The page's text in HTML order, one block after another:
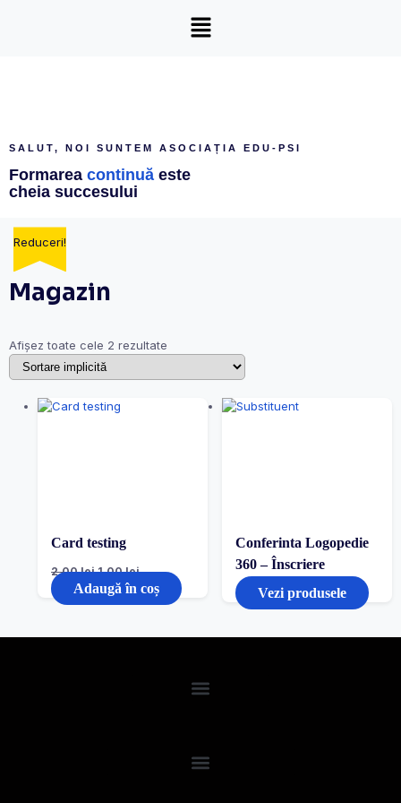
SALUT, NOI SUNTEM ASOCIAȚIA EDU-PSI
Formarea continuă este
cheia succesului
Magazin
Afișez toate cele 2 rezultate
Reduceri!
Card testing
2,00lei 1,00lei
Adaugă în coș
Conferinta Logopedie
360 – Înscriere
Vezi produsele